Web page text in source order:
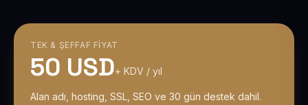
TEK & ŞEFFAF FIYAT
50 USD+ KDV / yıl
Alan adı, hosting, SSL, SEO ve 30 gün destek dahil.